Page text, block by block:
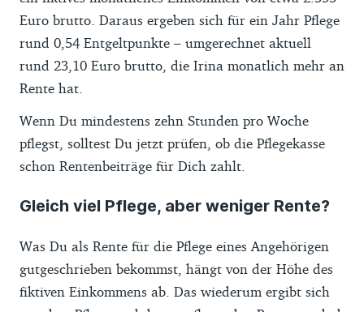
Euro brutto. Daraus ergeben sich für ein Jahr Pflege
rund 0,54 Entgeltpunkte – umgerechnet aktuell
rund 23,10 Euro brutto, die Irina monatlich mehr an
Rente hat.
Wenn Du mindestens zehn Stunden pro Woche
pflegst, solltest Du jetzt prüfen, ob die Pflegekasse
schon Rentenbeiträge für Dich zahlt.
Gleich viel Pflege, aber weniger Rente?
Was Du als Rente für die Pflege eines Angehörigen
gutgeschrieben bekommst, hängt von der Höhe des
fiktiven Einkommens ab. Das wiederum ergibt sich